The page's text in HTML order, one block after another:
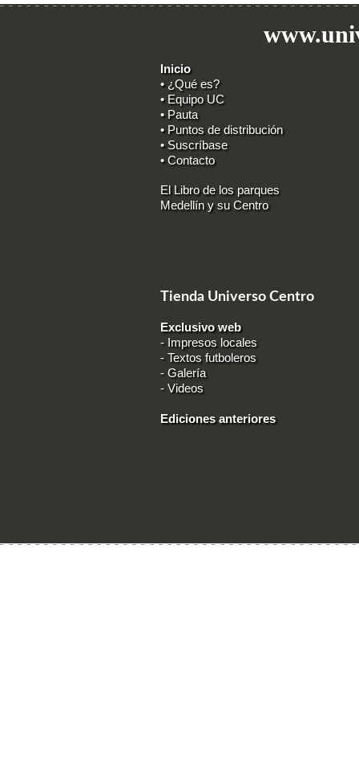
Inicio
• ¿Qué es?
• Equipo UC
• Pauta
• Puntos de distribución
• Suscríbase
• Contacto
El Libro de los parques
Medellín y su Centro
Tienda Universo Centro
Exclusivo web
- Impresos locales
- Textos futboleros
-Galería
-Videos
Ediciones anteriores